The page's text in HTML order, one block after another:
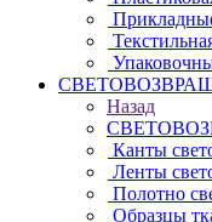
Назад
Канты
Ленты
Полотно
Образцы